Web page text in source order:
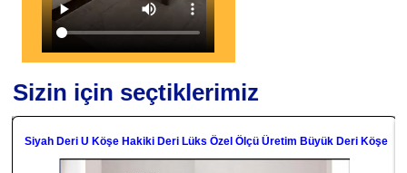
Sizin için seçtiklerimiz
Siyah Deri U Köşe Hakiki Deri Lüks Özel Ölçü Üretim Büyük Deri Köşe